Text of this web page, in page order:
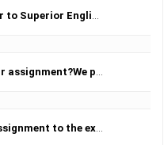
your desired score this month
provide you with the solution!
to the experts!